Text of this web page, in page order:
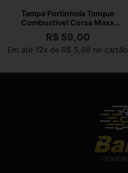
Tampa Portinhola Tanque
Combustivel Corsa Maxx
2004 A 2012
R$59,00
Em até 12x de R$ 5,98 no cartão